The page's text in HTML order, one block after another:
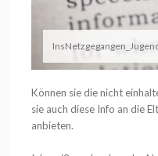
Können sie die nicht
sie auch diese Info an die
anbieten.